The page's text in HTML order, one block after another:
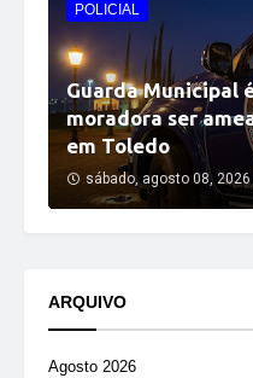
POLICIAL
Guarda Municipal
moradora ser
em Toledo
sábado, agosto 08, 2026
ARQUIVO
Agosto 2026